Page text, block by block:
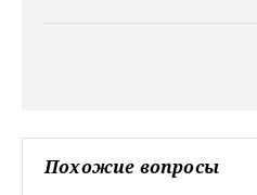
Похожие вопросы